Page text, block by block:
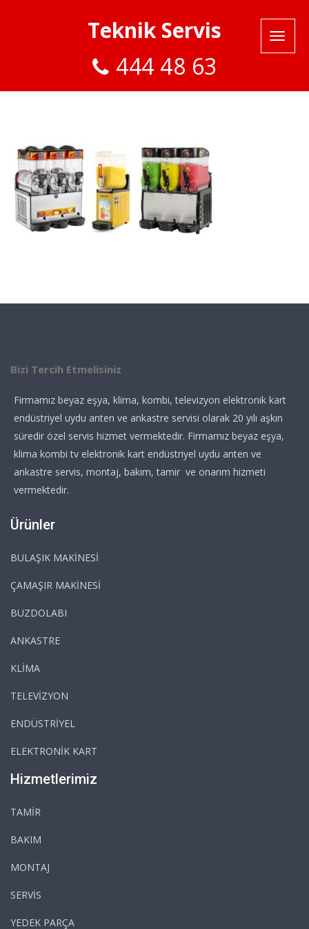
Teknik Servis
444 48 63
Bizi Tercih Etmelisiniz
Firmamız beyaz eşya, klima, kombi, televizyon elektronik kart
endüstriyel uydu anten ve ankastre servisi olarak 20 yılı aşkın
süredir özel servis hizmet vermektedir. Firmamız beyaz eşya,
klima kombi tv elektronik kart endüstriyel uydu anten ve
ankastre servis, montaj, bakım, tamir ve onarım hizmeti
vermektedir.
Ürünler
BULAŞIK MAKİNESİ
ÇAMAŞIR MAKİNESİ
BUZDOLABI
ANKASTRE
KLİMA
TELEVİZYON
ENDÜSTRİYEL
ELEKTRONİK KART
Hizmetlerimiz
TAMİR
BAKIM
MONTAJ
SERVİS
YEDEK PARÇA